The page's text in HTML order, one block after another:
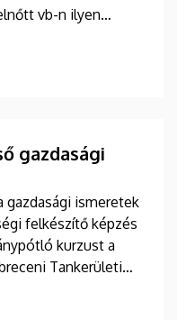
vb-n ilyen
gazdasági
gazdasági ismeretek
felkészítő képzés
kurzust a
Tankerületi
Balásházy János
és